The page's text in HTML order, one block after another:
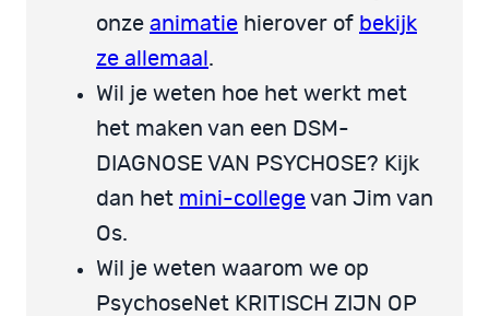
onze animatie hierover of bekijk
ze allemaal .
Wil je weten hoe het werkt met
het maken van een DSM-
DIAGNOSE VAN PSYCHOSE? Kijk
dan het mini-college van Jim van
Os.
Wil je weten waarom we op
PsychoseNet KRITISCH ZIJN OP